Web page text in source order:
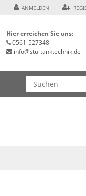
ANMELDEN
Hier erreichen Sie uns:
0561-527348
info@stu-tanktechnik.de